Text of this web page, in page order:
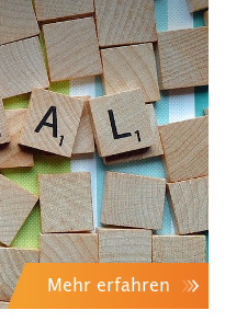
Mehr erfahren